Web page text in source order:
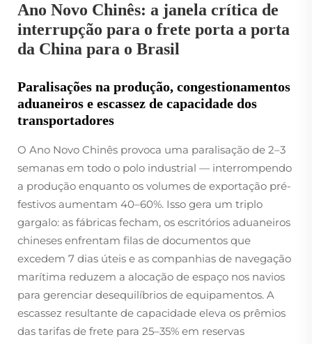
Ano Novo Chinês: a janela crítica de
interrupção para o frete porta a porta
da China para o Brasil
Paralisações na produção, congestionamentos
aduaneiros e escassez de capacidade dos
transportadores
O Ano Novo Chinês provoca uma paralisação de 2–3
semanas em todo o polo industrial — interrompendo
a produção enquanto os volumes de exportação pré-
festivos aumentam 40–60%. Isso gera um triplo
gargalo: as fábricas fecham, os escritórios aduaneiros
chineses enfrentam filas de documentos que
excedem 7 dias úteis e as companhias de navegação
marítima reduzem a alocação de espaço nos navios
para gerenciar desequilíbrios de equipamentos. A
escassez resultante de capacidade eleva os prêmios
das tarifas de frete para 25–35% em reservas